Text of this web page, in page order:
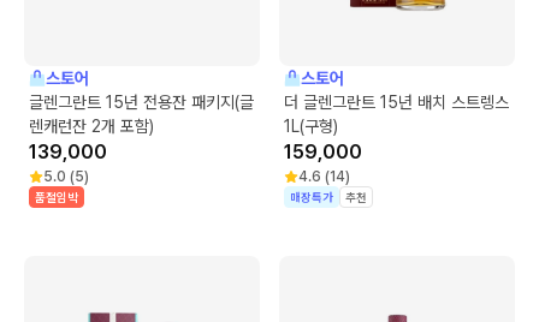
스토어
글렌그란트 15년 전용잔 패키지(글
렌캐런잔 2개 포함)
139,000
5.0 (5)
품절임박
스토어
더 글렌그란트 15년 배치 스트렝스
1L(구형)
159,000
4.6 (14)
매장특가 추천